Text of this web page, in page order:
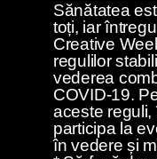
Sănătatea
toți, iar
Creative
regulilor
vederea
COVID-19.
aceste
participa la
în vedere și